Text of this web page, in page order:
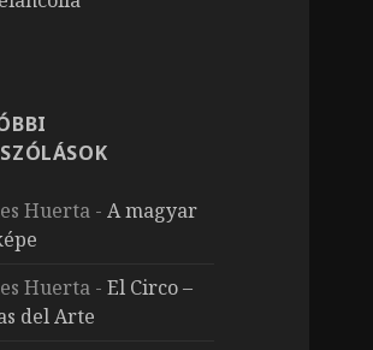
Huerta -A magyar
Huerta -El Circo –
del Arte